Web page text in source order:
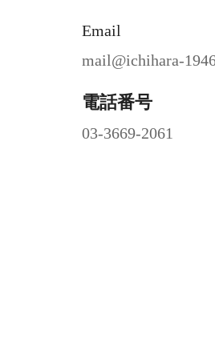
Email
mail@ichihara-
電話番号
03-3669-2061